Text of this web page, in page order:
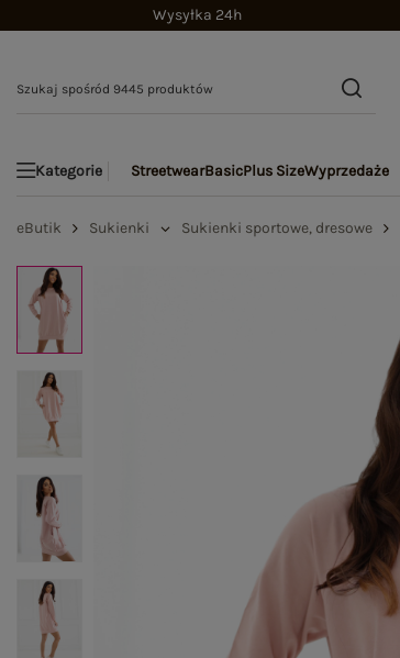
Wysyłka 24h
Kategorie StreetwearBasicPlus SizeWyprzedaże
eButik Sukienki Sukienki sportowe, dresowe